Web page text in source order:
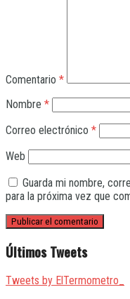
Comentario *
Nombre *
Correo electrónico *
Web
Guarda mi nombre,
para la próxima vez que
Últimos Tweets
Tweets by ElTermometro_